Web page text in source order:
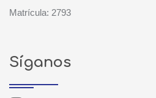
Matrícula: 2793
Síganos